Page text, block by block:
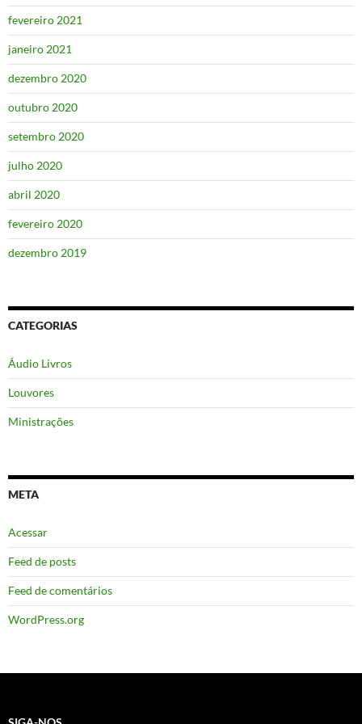
fevereiro 2021
janeiro 2021
dezembro 2020
outubro 2020
setembro 2020
julho 2020
abril 2020
fevereiro 2020
dezembro 2019
CATEGORIAS
Áudio Livros
Louvores
Ministrações
META
Acessar
Feed de posts
Feed de comentários
WordPress.org